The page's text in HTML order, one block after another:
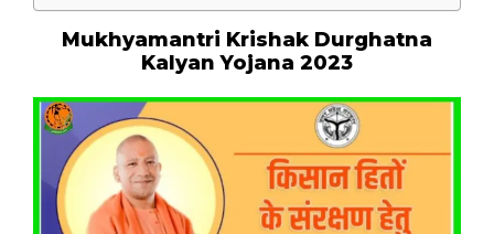
Mukhyamantri Krishak Durghatna
Kalyan Yojana 2023